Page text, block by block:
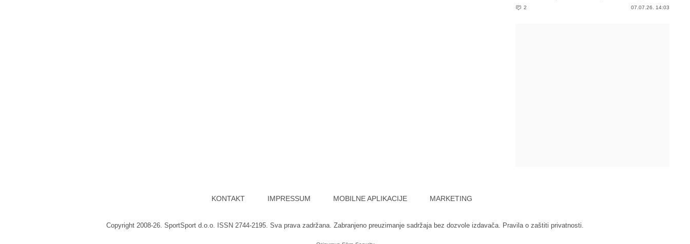
2 07.07.26. 14:03
KONTAKT IMPRESSUM MOBILNE APLIKACIJE MARKETING
Copyright 2008-26. SportSport d.o.o. ISSN 2744-2195. Sva prava zadržana. Zabranjeno preuzimanje sadržaja bez dozvole izdavača. Pravila o zaštiti privatnosti.